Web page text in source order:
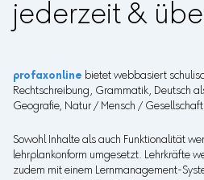
jederzeit &
profaxonline bietet webbasiert
Rechtschreibung, Grammatik, Deutsch
Geografie, Natur / Mensch /
Sowohl Inhalte als auch Funktionalität
lehrplankonform umgesetzt. Lehrkräfte
zudem mit einem Lernmanagement-